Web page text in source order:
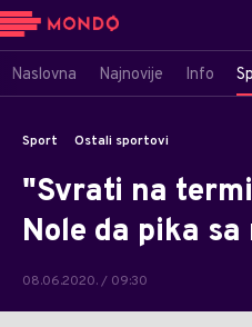
Naslovna Najnovije Info
Sport Ostali sportovi
"Svrati na
Nole da pika
08.06.2020. / 09:30